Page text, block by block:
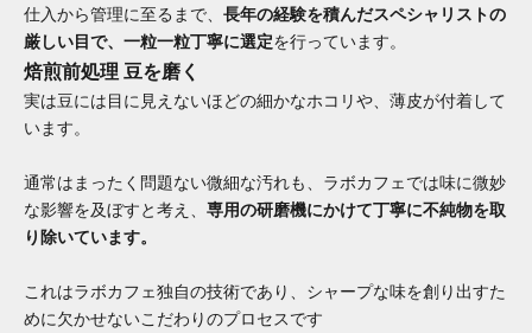
仕入から管理に至るまで、 長年の経験を積んだスペシャリストの
厳しい目で、一粒一粒丁寧に選定を行っています。
焙煎前処理 豆を磨く
実は豆には目に見えないほどの細かなホコリや、薄皮が付着して
います。
通常はまったく問題ない微細な汚れも、ラボカフェでは味に微妙
な影響を及ぼすと考え、 専用の研磨機にかけて丁寧に不純物を取
り除いています。
これはラボカフェ独自の技術であり、シャープな味を創り出すた
めに欠かせないこだわりのプロセスです